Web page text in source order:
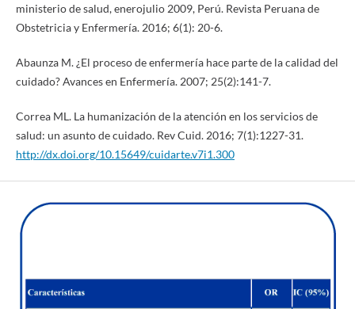
ministerio de salud, enerojulio 2009, Perú. Revista Peruana de
Obstetricia y Enfermería. 2016; 6(1): 20-6.
Abaunza M. ¿El proceso de enfermería hace parte de la calidad del
cuidado? Avances en Enfermería. 2007; 25(2):141-7.
Correa ML. La humanización de la atención en los servicios de
salud: un asunto de cuidado. Rev Cuid. 2016; 7(1):1227-31.
http://dx.doi.org/10.15649/cuidarte.v7i1.300